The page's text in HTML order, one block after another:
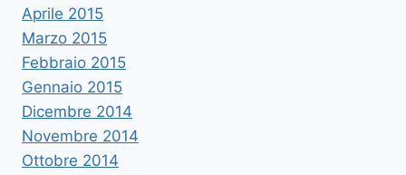
Aprile 2015
Marzo 2015
Febbraio 2015
Gennaio 2015
Dicembre 2014
Novembre 2014
Ottobre 2014